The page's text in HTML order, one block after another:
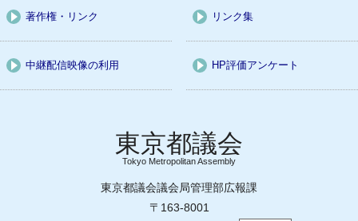
著作権・リンク リンク集
中継配信映像の利用 HP評価アンケート
Tokyo Metropolitan Assembly
東京都議会議会局管理部広報課
〒163-8001